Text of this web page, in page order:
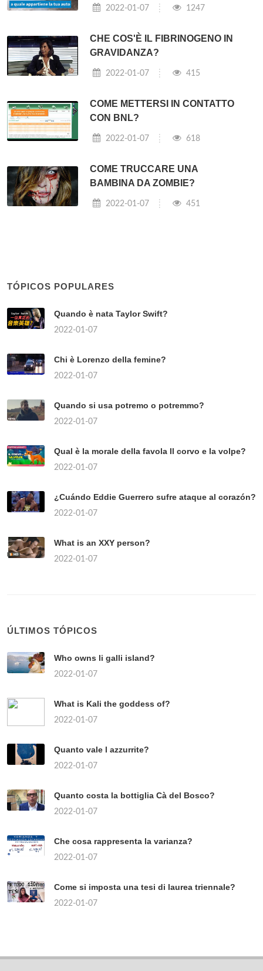
2022-01-07 1247
CHE COS'È IL FIBRINOGENO IN
GRAVIDANZA?
2022-01-07 415
COME METTERSI IN CONTATTO
CON BNL?
2022-01-07 618
COME TRUCCARE UNA
BAMBINA DA ZOMBIE?
2022-01-07 451
TÓPICOS POPULARES
Quando è nata Taylor Swift?
2022-01-07
Chi è Lorenzo della femine?
2022-01-07
Quando si usa potremo o potremmo?
2022-01-07
Qual è la morale della favola Il corvo e la volpe?
2022-01-07
¿Cuándo Eddie Guerrero sufre ataque al corazón?
2022-01-07
What is an XXY person?
2022-01-07
ÚLTIMOS TÓPICOS
Who owns li galli island?
2022-01-07
What is Kali the goddess of?
2022-01-07
Quanto vale l azzurrite?
2022-01-07
Quanto costa la bottiglia Cà del Bosco?
2022-01-07
Che cosa rappresenta la varianza?
2022-01-07
Come si imposta una tesi di laurea triennale?
2022-01-07